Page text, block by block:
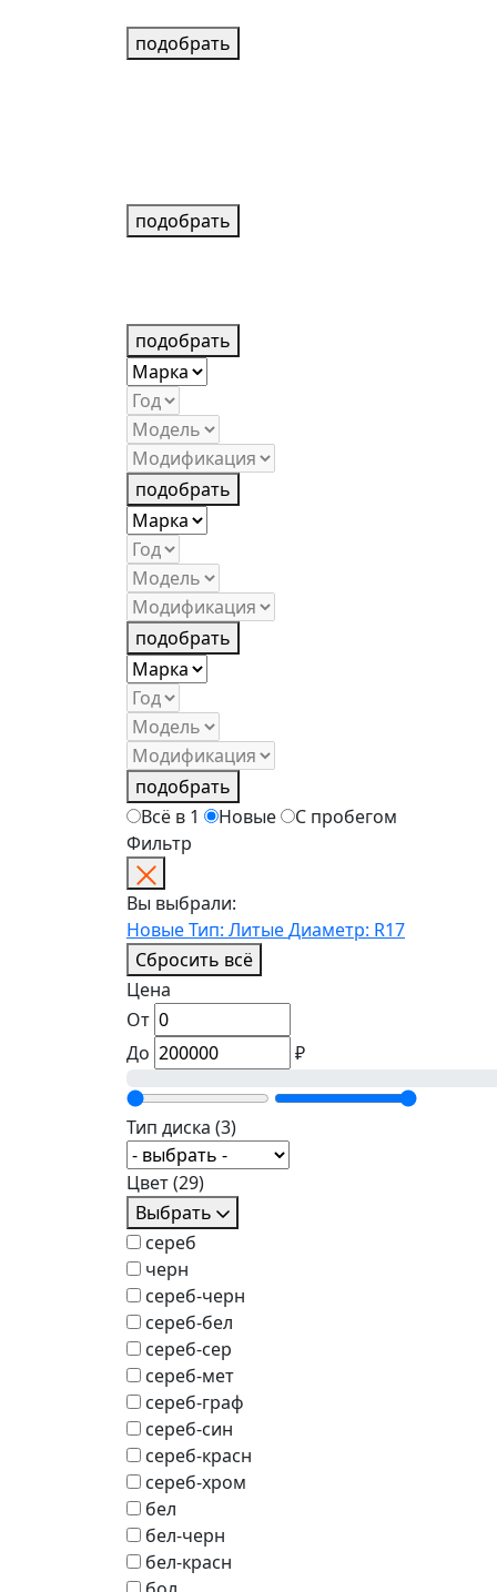
подобрать
подобрать
подобрать
подобрать
подобрать
подобрать
Всё в 1
Новые
С пробегом
Фильтр
Вы выбрали:
НовыеТип: ЛитыеДиаметр: R17
Сбросить всё
Цена
От
До
₽
Тип диска (3)
Цвет(29)
Выбрать
сереб
черн
сереб-черн
сереб-бел
сереб-сер
сереб-мет
сереб-граф
сереб-син
сереб-красн
сереб-хром
бел
бел-черн
бел-красн